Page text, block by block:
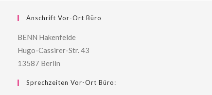
Anschrift Vor-Ort Büro
BENN Hakenfelde
Hugo-Cassirer-Str. 43
13587 Berlin
Sprechzeiten Vor-Ort Büro: